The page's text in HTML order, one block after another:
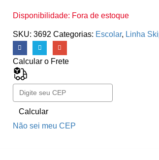
Disponibilidade: Fora de estoque
SKU: 3692 Categorias: Escolar, Linha
Calcular o Frete
Calcular
Não sei meu CEP